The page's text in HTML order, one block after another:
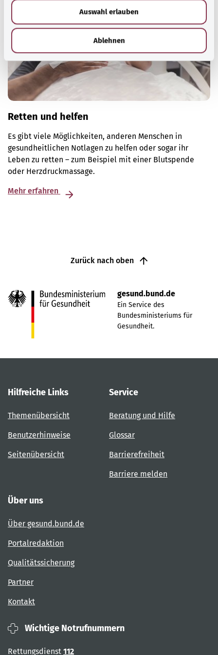
Auswahl erlauben
Ablehnen
Retten und helfen
Es gibt viele Möglichkeiten, anderen Menschen in
gesundheitlichen Notlagen zu helfen oder sogar ihr
Leben zu retten – zum Beispiel mit einer Blutspende
oder Herzdruckmassage.
Mehr erfahren
Zurück nach oben
gesund.bund.de
Ein Service des
Bundesministeriums für
Gesundheit.
Hilfreiche Links
Themenübersicht
Benutzerhinweise
Seitenübersicht
Service
Beratung und Hilfe
Glossar
Barrierefreiheit
Barriere melden
Über uns
Über gesund.bund.de
Portalredaktion
Qualitätssicherung
Partner
Kontakt
Wichtige Notrufnummern
Rettungsdienst 112